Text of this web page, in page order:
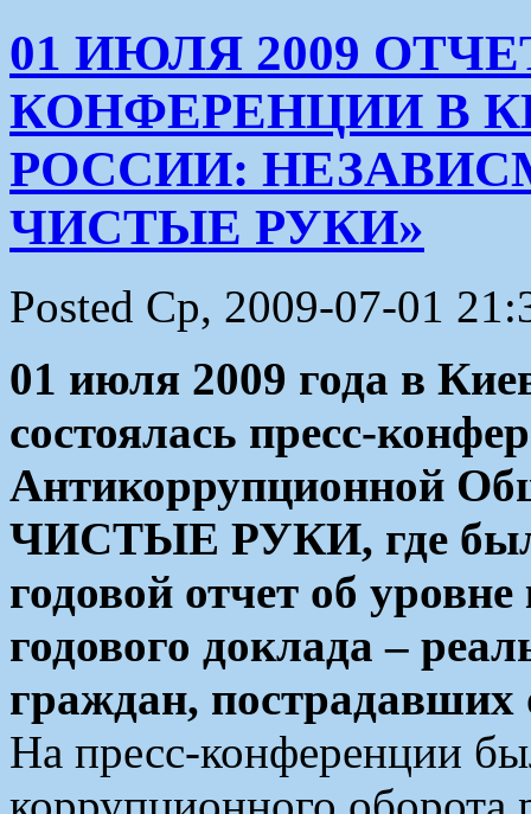
01 ИЮЛЯ 2009
КОНФЕРЕНЦИИ В
РОССИИ:
ЧИСТЫЕ РУКИ»
Posted Ср, 2009-07-01
01 июля 2009 года в
состоялась пресс-
Антикоррупционной
ЧИСТЫЕ РУКИ, где был
годовой отчет об
годового доклада –
граждан, пострадавших
На пресс-конференции